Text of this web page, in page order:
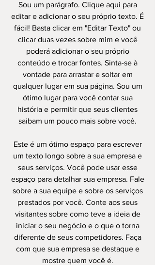
Sou um parágrafo. Clique aqui para
editar e adicionar o seu próprio texto. É
fácil! Basta clicar em "Editar Texto" ou
clicar duas vezes sobre mim e você
poderá adicionar o seu próprio
conteúdo e trocar fontes. Sinta-se à
vontade para arrastar e soltar em
qualquer lugar em sua página. Sou um
ótimo lugar para você contar sua
história e permitir que seus clientes
saibam um pouco mais sobre você.
Este é um ótimo espaço para escrever
um texto longo sobre a sua empresa e
seus serviços. Você pode usar esse
espaço para detalhar sua empresa. Fale
sobre a sua equipe e sobre os serviços
prestados por você. Conte aos seus
visitantes sobre como teve a ideia de
iniciar o seu negócio e o que o torna
diferente de seus competidores. Faça
com que sua empresa se destaque e
mostre quem você é.